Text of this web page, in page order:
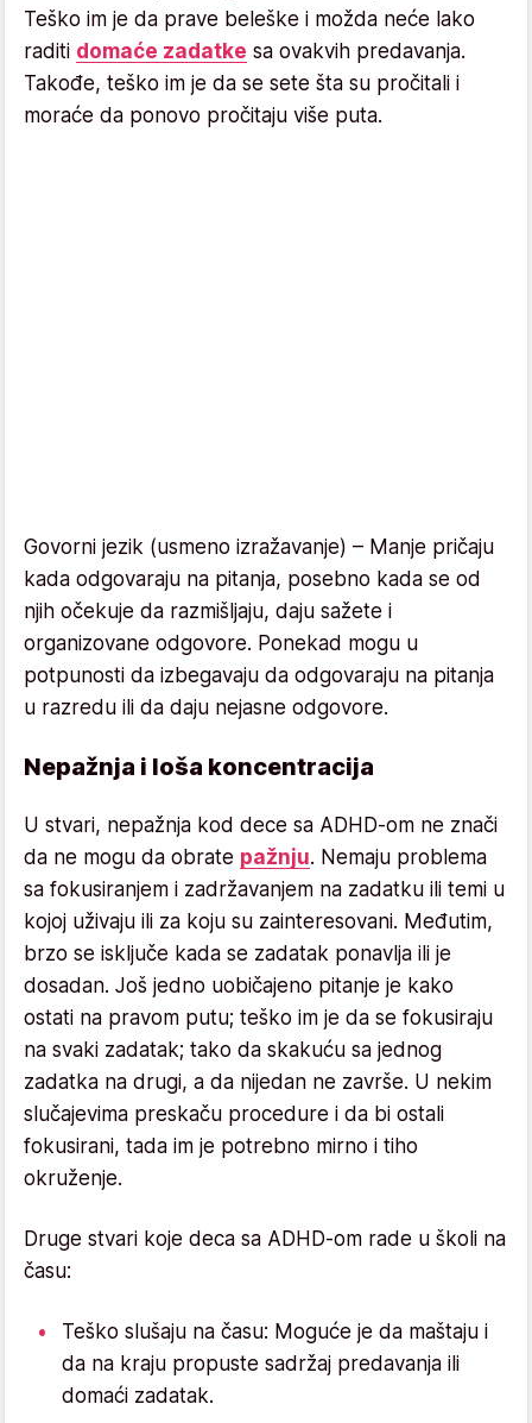
Teško im je da prave beleške i možda neće lako
raditi domaće zadatke sa ovakvih predavanja.
Takođe, teško im je da se sete šta su pročitali i
moraće da ponovo pročitaju više puta.
Govorni jezik (usmeno izražavanje) – Manje pričaju
kada odgovaraju na pitanja, posebno kada se od
njih očekuje da razmišljaju, daju sažete i
organizovane odgovore. Ponekad mogu u
potpunosti da izbegavaju da odgovaraju na pitanja
u razredu ili da daju nejasne odgovore.
Nepažnja i loša koncentracija
U stvari, nepažnja kod dece sa ADHD-om ne znači
da ne mogu da obrate pažnju. Nemaju problema
sa fokusiranjem i zadržavanjem na zadatku ili temi u
kojoj uživaju ili za koju su zainteresovani. Međutim,
brzo se isključe kada se zadatak ponavlja ili je
dosadan. Još jedno uobičajeno pitanje je kako
ostati na pravom putu; teško im je da se fokusiraju
na svaki zadatak; tako da skakuću sa jednog
zadatka na drugi, a da nijedan ne završe. U nekim
slučajevima preskaču procedure i da bi ostali
fokusirani, tada im je potrebno mirno i tiho
okruženje.
Druge stvari koje deca sa ADHD-om rade u školi na
času:
Teško slušaju na času: Moguće je da maštaju i
da na kraju propuste sadržaj predavanja ili
domaći zadatak.